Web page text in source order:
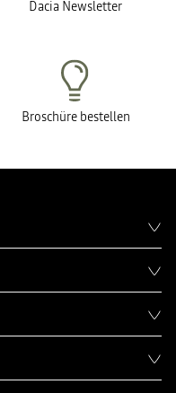
Dacia Newsletter
Broschüre bestellen